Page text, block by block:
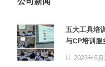
五大工具培
与CP培训服
2023年6月